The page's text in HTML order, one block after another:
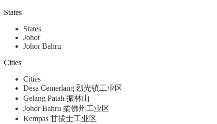
States
States
Johor
Johor Bahru
Cities
Cities
Desa Cemerlang 烈光镇工业区
Gelang Patah 振林山
Johor Bahru 柔佛州工业区
Kempas 甘拔士工业区